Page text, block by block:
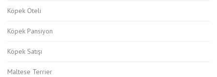
Köpek Oteli
Köpek Pansiyon
Köpek Satışı
Maltese Terrier